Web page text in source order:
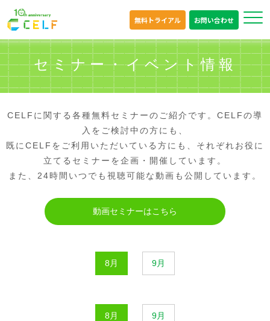
無料トライアル お問い合わせ
セミナー・イベント情報
CELFに関する各種無料セミナーのご紹介です。CELFの導
入をご検討中の方にも、
既にCELFをご利用いただいている方にも、それぞれお役に
立てるセミナーを企画・開催しています。
また、24時間いつでも視聴可能な動画も公開しています。
動画セミナーはこちら
8月 9月
8月 9月